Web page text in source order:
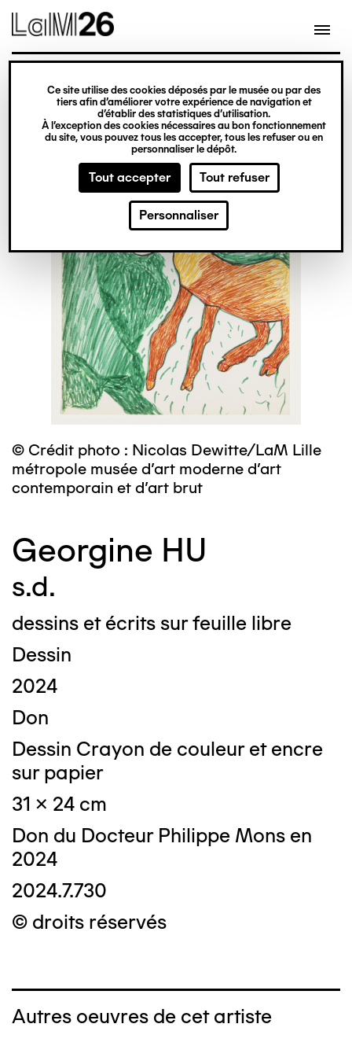
Gestion des cookies
Ce site utilise des cookies déposés par le musée ou par des
tiers afin d’améliorer votre expérience de navigation et
d’établir des statistiques d’utilisation.
À l’exception des cookies nécessaires au bon fonctionnement
du site, vous pouvez tous les accepter, tous les refuser ou en
personnaliser le dépôt.
Tout accepter Tout refuser
Personnaliser
contenu
© Crédit photo : Nicolas Dewitte/LaM Lille
métropole musée d’art moderne d’art
contemporain et d’art brut
Georgine HU
s.d.
dessins et écrits sur feuille libre
Dessin
2024
Don
Dessin Crayon de couleur et encre
sur papier
31 x 24 cm
Don du Docteur Philippe Mons en
2024
2024.7.730
© droits réservés
Autres oeuvres de cet artiste